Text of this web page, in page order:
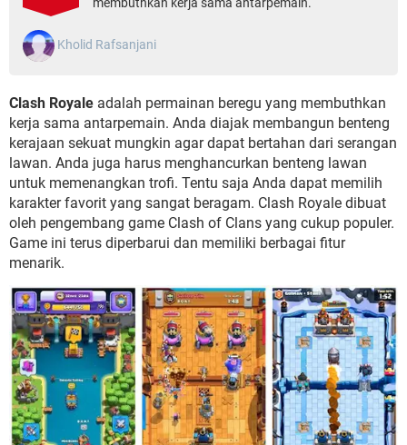
Kholid Rafsanjani
Clash Royale adalah permainan beregu yang membuthkan
kerja sama antarpemain. Anda diajak membangun benteng
kerajaan sekuat mungkin agar dapat bertahan dari serangan
lawan. Anda juga harus menghancurkan benteng lawan
untuk memenangkan trofi. Tentu saja Anda dapat memilih
karakter favorit yang sangat beragam. Clash Royale dibuat
oleh pengembang game Clash of Clans yang cukup populer.
Game ini terus diperbarui dan memiliki berbagai fitur
menarik.